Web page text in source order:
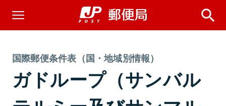
国際郵便条件表（国・地域別情報）
ガドループ（サンバル